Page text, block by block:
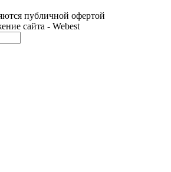
публичной офертой
сайта - Webest